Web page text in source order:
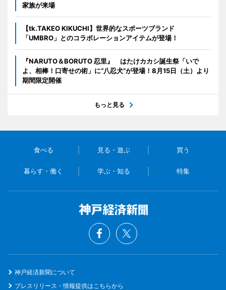
家族が来場
【tk.TAKEO KIKUCHI】世界的なスポーツブランド
「UMBRO」とのコラボレーションアイテムが登場！
『NARUTO＆BORUTO 忍里』 はたけカカシ誕生祭「いで
よ、相棒！口寄せの術」に“八忍犬”が登場！8月15日（土）より
期間限定開催
もっと見る
食べる 見る・遊ぶ 買う
暮らす・働く 学ぶ・知る 特集
神戸経済新聞について
プレスリリース・情報提供はこちらから